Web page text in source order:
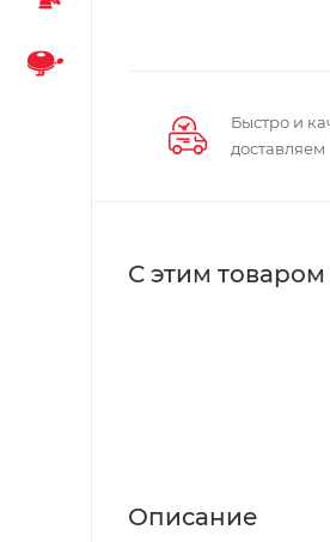
Быстро и
доставляем
С этим
Описание